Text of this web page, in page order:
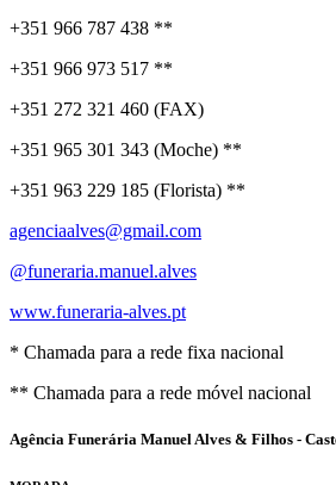
+351 966 787 438 **
+351 966 973 517 **
+351 272 321 460 (FAX)
+351 965 301 343 (Moche) **
+351 963 229 185 (Florista) **
agenciaalves@gmail.com
@funeraria.manuel.alves
www.funeraria-alves.pt
* Chamada para a rede fixa nacional
** Chamada para a rede móvel nacional
Agência Funerária Manuel Alves & Filhos -